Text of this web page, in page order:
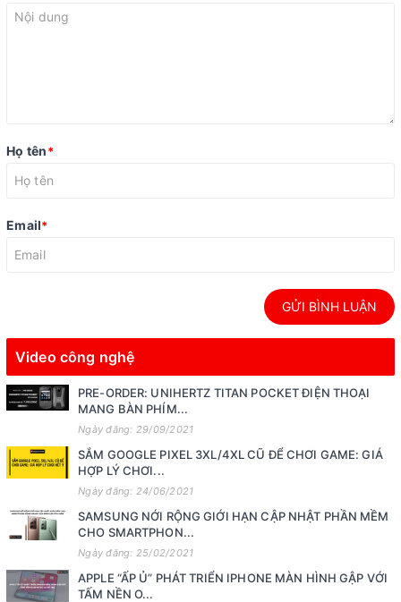
Họ tên*
Email*
GỬI BÌNH LUẬN
Video công nghệ
PRE-ORDER: UNIHERTZ TITAN POCKET ĐIỆN THOẠI
MANG BÀN PHÍM...
Ngày đăng: 29/09/2021
SẮM GOOGLE PIXEL 3XL/4XL CŨ ĐỂ CHƠI GAME: GIÁ
HỢP LÝ CHƠI...
Ngày đăng: 24/06/2021
SAMSUNG NỚI RỘNG GIỚI HẠN CẬP NHẬT PHẦN MỀM
CHO SMARTPHON...
Ngày đăng: 25/02/2021
APPLE “ẤP Ủ” PHÁT TRIỂN IPHONE MÀN HÌNH GẬP VỚI
TẤM NỀN O...